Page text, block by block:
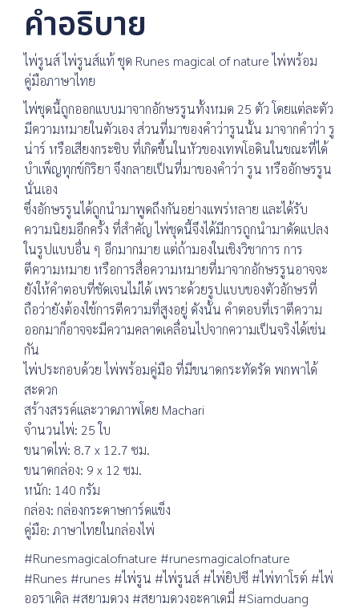
คำอธิบาย
ไพ่รูนส์ ไพ่รูนส์แท้ ชุด Runes magical of nature ไพ่พร้อม
คู่มือภาษาไทย
ไพ่ชุดนี้ถูกออกแบบมาจากอักษรรูนทั้งหมด 25 ตัว โดยแต่ละตัว
มีความหมายในตัวเอง ส่วนที่มาของคำว่ารูนนั้น มาจากคำว่า รู
น่าร์ หรือเสียงกระซิบ ที่เกิดขึ้นในหัวของเทพโอดินในขณะที่ได้
บำเพ็ญทุกข์กิริยา จึงกลายเป็นที่มาของคำว่า รูน หรืออักษรรูน
นั่นเอง
ซึ่งอักษรรูนได้ถูกนำมาพูดถึงกันอย่างแพร่หลาย และได้รับ
ความนิยมอีกครั้ง ที่สำคัญ ไพ่ชุดนี้จึงได้มีการถูกนำมาดัดแปลง
ในรูปแบบอื่น ๆ อีกมากมาย แต่ถ้ามองในเชิงวิชาการ การ
ตีความหมาย หรือการสื่อความหมายที่มาจากอักษรรูนอาจจะ
ยังให้คำตอบที่ชัดเจนไม่ได้ เพราะด้วยรูปแบบของตัวอักษรที่
ถือว่ายังต้องใช้การตีความที่สูงอยู่ ดังนั้น คำตอบที่เราตีความ
ออกมาก็อาจจะมีความคลาดเคลื่อนไปจากความเป็นจริงได้เช่น
กัน
ไพ่ประกอบด้วย ไพ่พร้อมคู่มือ ที่มีขนาดกระทัดรัด พกพาได้
สะดวก
สร้างสรรค์และวาดภาพโดย Machari
จำนวนไพ่: 25 ใบ
ขนาดไพ่: 8.7 x 12.7 ซม.
ขนาดกล่อง: 9 x 12 ซม.
หนัก: 140 กรัม
กล่อง: กล่องกระดาษการ์ดแข็ง
คู่มือ: ภาษาไทยในกล่องไพ่
#Runesmagicalofnature #runesmagicalofnature
#Runes #runes #ไพ่รูน #ไพ่รูนส์ #ไพ่ยิปซี #ไพ่ทาโรต์ #ไพ่
ออราเคิล #สยามดวง #สยามดวงอะคาเดมี่ #Siamduang